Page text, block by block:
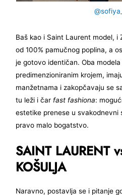
Baš kao i Saint Laurent model, i
od 100% pamučnog poplina, a
je gotovo identičan. Oba
predimenzioniranim krojem,
manžetnama i zakopčavaju se
tu leži i čar fast fashiona:
estetike prenese u svakodnevni
pravo malo bogatstvo.
SAINT LAURENT
KOŠULJA
Naravno, postavlja se i pitanje